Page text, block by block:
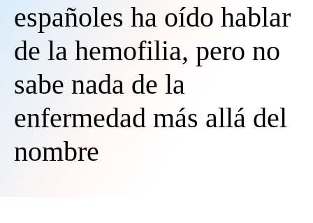
españoles ha oído hablar
de la hemofilia, pero no
sabe nada de la
enfermedad más allá del
nombre